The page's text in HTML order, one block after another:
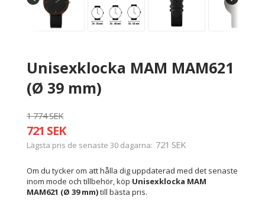
Unisexklocka MAM MAM621
(Ø 39 mm)
1 774 SEK
721 SEK
Lägsta pris de senaste 30 dagarna 721 SEK
Om du tycker om att hålla dig uppdaterad med det senaste
inom mode och tillbehör, köp Unisexklocka MAM
MAM621 (Ø 39 mm)till bästa pris.